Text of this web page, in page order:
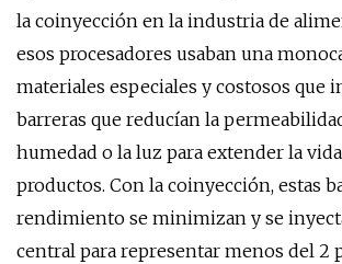
la coinyección en la industria de
esos procesadores usaban una
materiales especiales y costosos que
barreras que reducían la
humedad o la luz para extender la
productos. Con la coinyección, estas
rendimiento se minimizan y se
central para representar menos del 2